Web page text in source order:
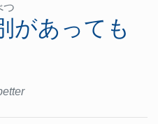
つ
があって も